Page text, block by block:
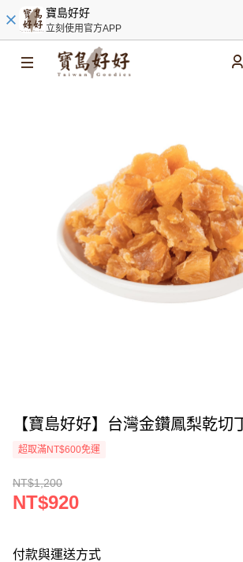
寶島好好
立刻使用官方APP
【寶島好好】台灣金鑽鳳梨乾切
超取滿NT$600免運
NT$1,200
NT$920
付款與運送方式